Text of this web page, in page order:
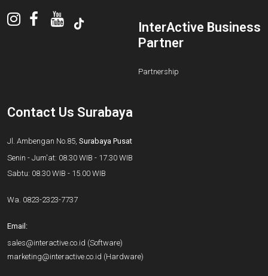
InterActive Business
Partner
Partnership
Contact Us Surabaya
Jl. Ambengan No.85, Surabaya Pusat
Senin - Jum'at: 08.30 WIB - 17.30 WIB
Sabtu: 08.30 WIB - 15.00 WIB
Wa. 0823-2323-7737
Email:
sales@interactive.co.id (Software)
marketing@interactive.co.id (Hardware)